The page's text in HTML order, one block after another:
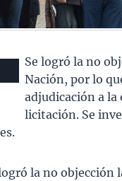
Se logró la no
Nación, por lo
adjudicación a la
licitación. Se
la no objección